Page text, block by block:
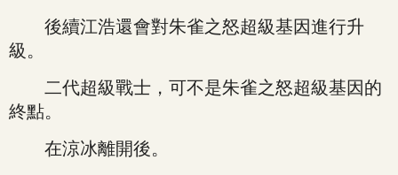
後續江浩還會對朱雀之怒超級基因進行升
級。
二代超級戰士，可不是朱雀之怒超級基因的
終點。
在涼冰離開後。